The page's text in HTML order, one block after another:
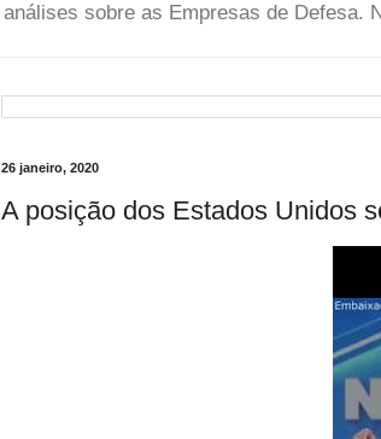
análises sobre as Empresas de Defesa.
26 janeiro, 2020
A posição dos Estados Unidos